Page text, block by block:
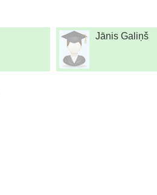
Jānis Galiņš